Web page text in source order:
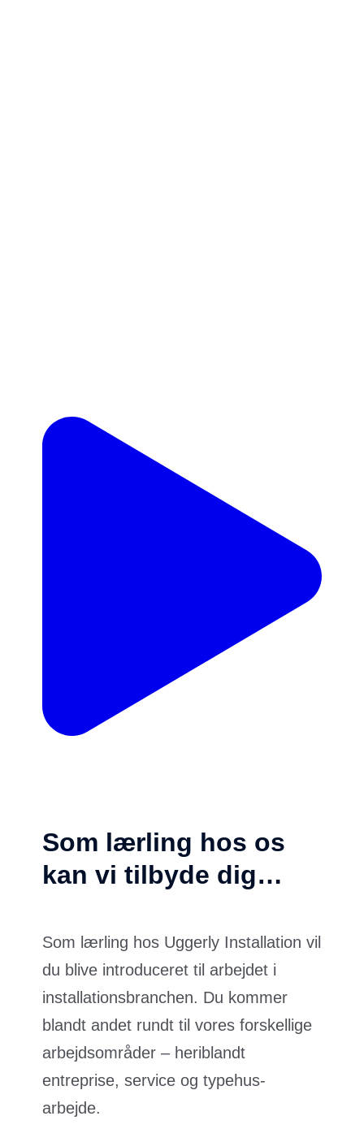
Som lærling hos os
kan vi tilbyde dig…
Som lærling hos Uggerly Installation vil
du blive introduceret til arbejdet i
installationsbranchen. Du kommer
blandt andet rundt til vores forskellige
arbejdsområder – heriblandt
entreprise, service og typehus-
arbejde.